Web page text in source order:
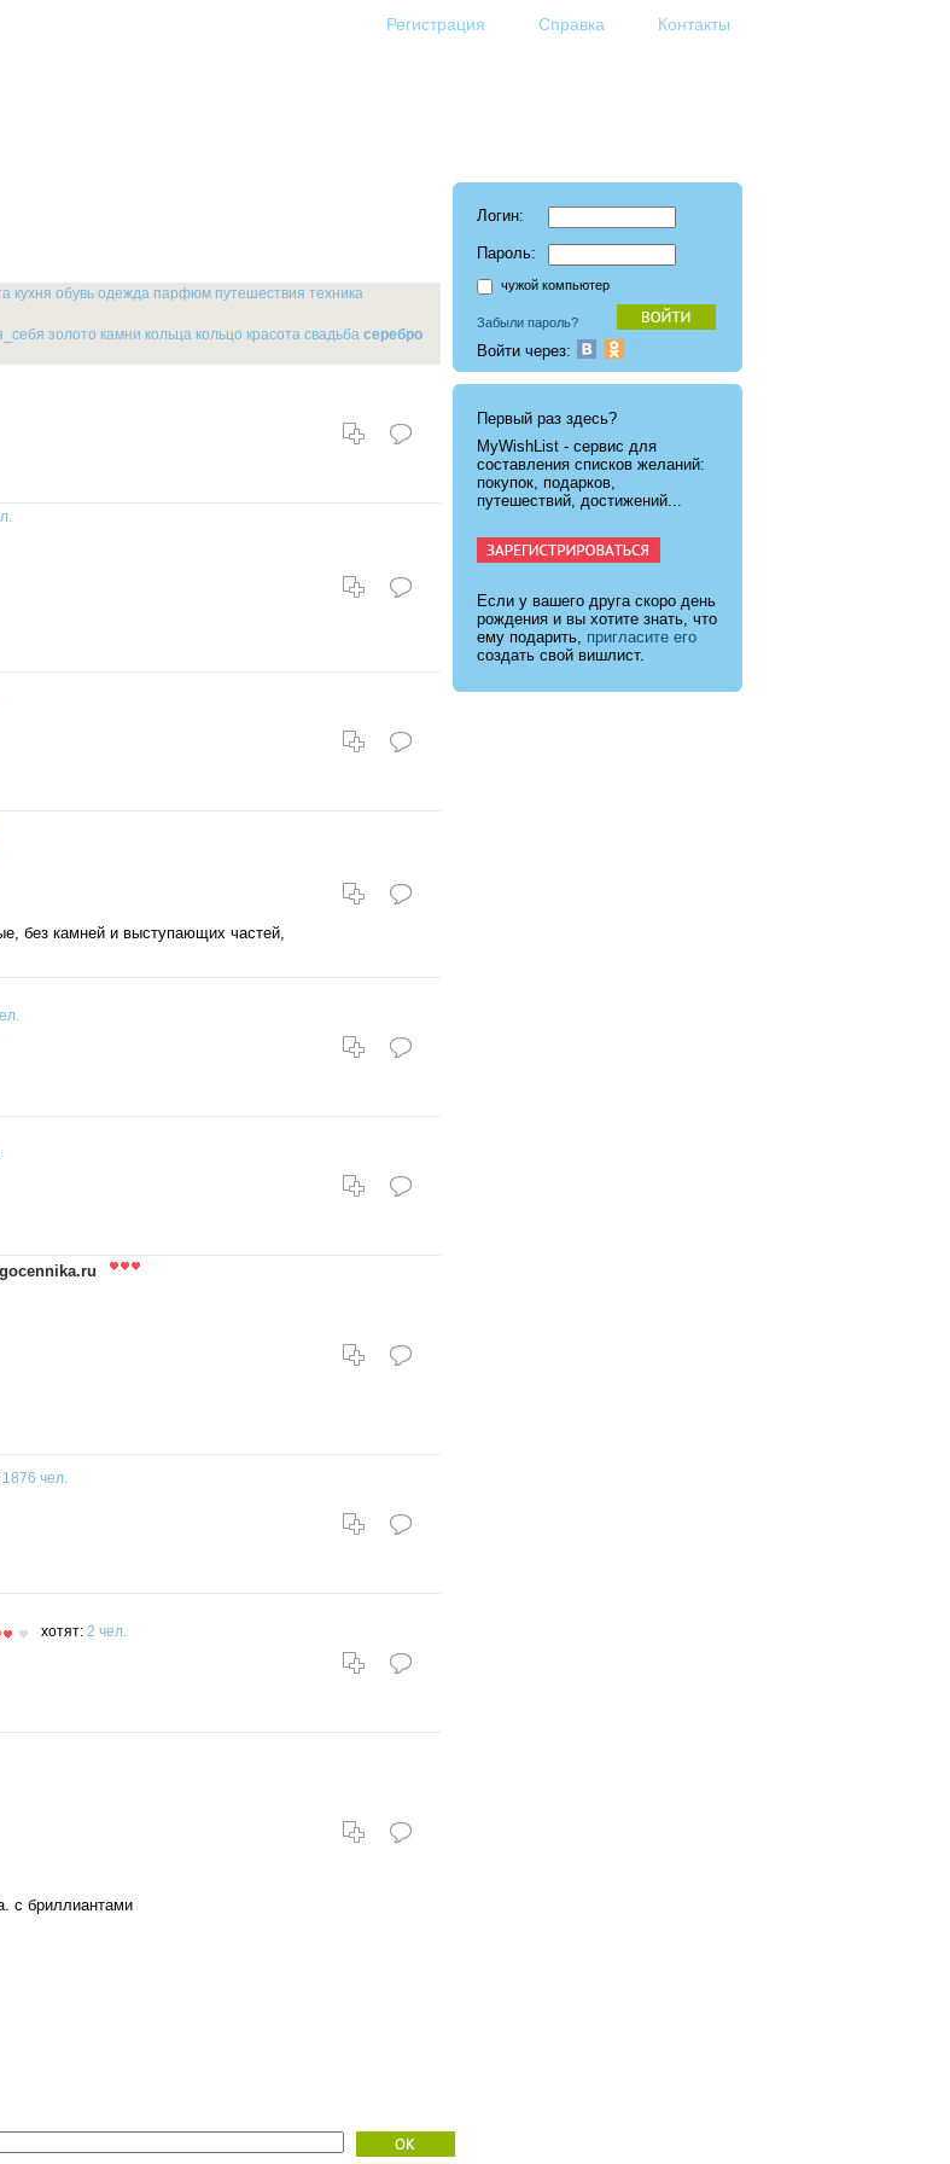
Регистрация Справка Контакты
кухня обувь одежда парфюм путешествия техника
золото камни кольца кольцо красота свадьба серебро
без камней и выступающих частей,
1876 чел.
хотят: 2 чел.
с бриллиантами
Логин:
Пароль:
чужой компьютер
Забыли пароль?
Войти через:
Первый раз здесь?
MyWishList - cервис для
составления списков желаний:
покупок, подарков,
путешествий, достижений...
Если у вашего друга скоро день
рождения и вы хотите знать, что
ему подарить, пригласите его
создать свой вишлист.